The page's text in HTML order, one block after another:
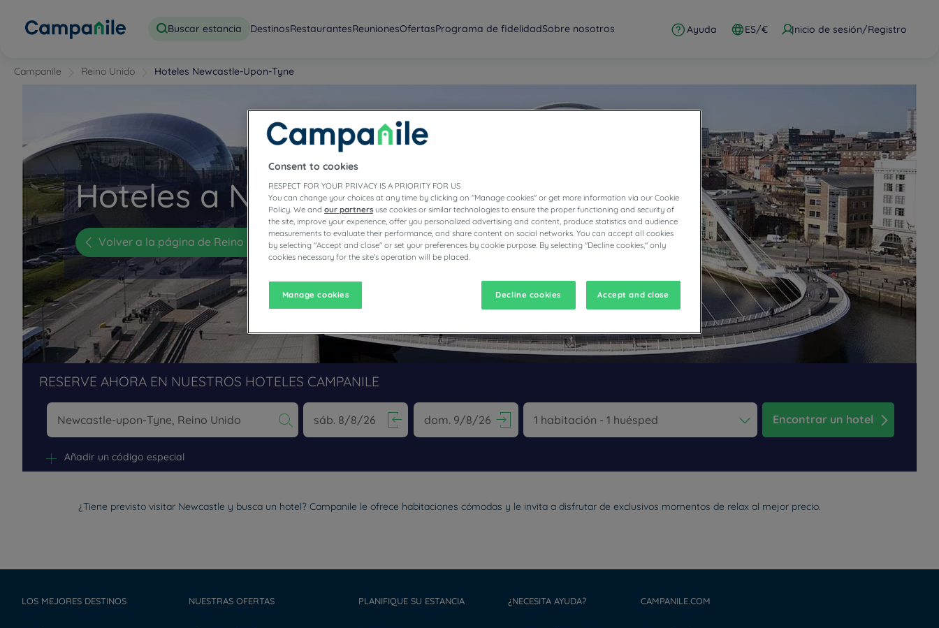
Buscar estancia DestinosRestaurantesReunionesOfertasPrograma de fidelidadSobre nosotros Ayuda ES/€ Inicio de sesión/Registro
Campanile Reino Unido Hoteles Newcastle-Upon-Tyne
Hoteles a Newcastle
Volver a la página de Reino Unido
RESERVE AHORA EN NUESTROS HOTELES CAMPANILE
Encontrar un hotel
Añadir un código especial
¿Tiene previsto visitar Newcastle y busca un hotel? Campanile le ofrece habitaciones cómodas y le invita a disfrutar de exclusivos momentos de relax al mejor precio.
LOS MEJORES DESTINOS NUESTRAS OFERTAS PLANIFIQUE SU ESTANCIA ¿NECESITA AYUDA? CAMPANILE.COM
Consent to cookies
RESPECT FOR YOUR PRIVACY IS A PRIORITY FOR US
You can change your choices at any time by clicking on "Manage cookies" or get more information via our Cookie
Policy. We and our partners use cookies or similar technologies to ensure the proper functioning and security of
the site, improve your experience, offer you personalized advertising and content, produce statistics and audience
measurements to evaluate their performance, and share content on social networks. You can accept all cookies
by selecting "Accept and close" or set your preferences by cookie purpose. By selecting "Decline cookies," only
cookies necessary for the site's operation will be placed.
Manage cookies Decline cookies Accept and close